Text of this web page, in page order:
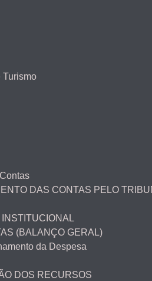
Turismo
DAS CONTAS PELO
(BALANÇO GERAL)
da Despesa
DOS RECURSOS